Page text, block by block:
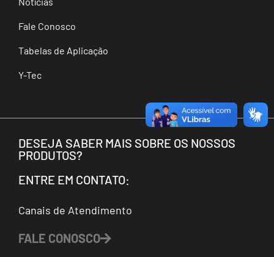
Fale Conosco
Tabelas de Aplicação
Y-Tec
DESEJA SABER MAIS SOBRE OS NOSSOS
PRODUTOS?
ENTRE EM CONTATO:
Canais de Atendimento
FALE CONOSCO